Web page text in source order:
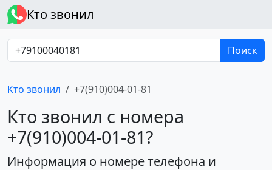
Кто звонил
Поиск
Кто звонил +7(910)004-01-81
Кто звонил с номера
+7(910)004-01-81?
Информация о номере телефона и